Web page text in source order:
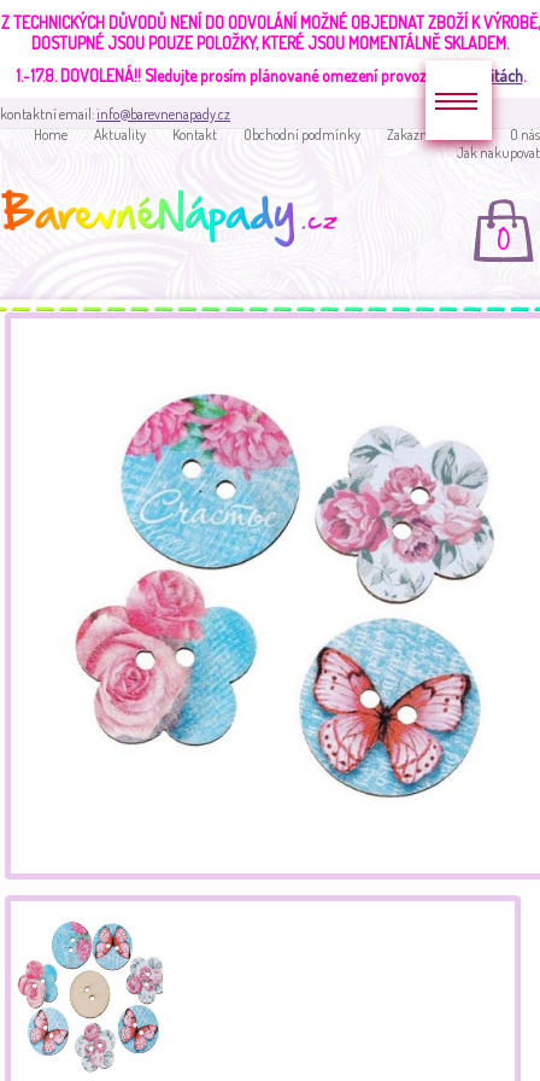
Z TECHNICKÝCH DŮVODŮ NENÍ DO ODVOLÁNÍ MOŽNÉ OBJEDNAT ZBOŽÍ K VÝROBĚ,
DOSTUPNÉ JSOU POUZE POLOŽKY, KTERÉ JSOU MOMENTÁLNĚ SKLADEM.
1.-17.8. DOVOLENÁ!!Sledujte prosím plánované omezení provozu v aktualitách.
kontaktní email:info@barevnenapady.cz
Home
Aktuality Kontakt Obchodní podmínky Zakaznická sekce
O nás
Jak nakupovat
0